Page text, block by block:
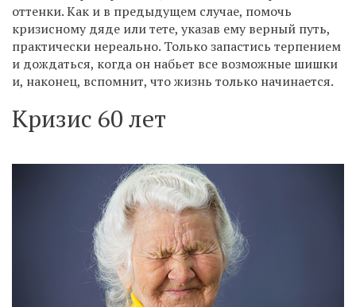
оттенки. Как и в предыдущем случае, помочь
кризисному дяде или тете, указав ему верный путь,
практически нереально. Только запастись терпением
и дождаться, когда он набьет все возможные шишки
и, наконец, вспомнит, что жизнь только начинается.
Кризис 60 лет